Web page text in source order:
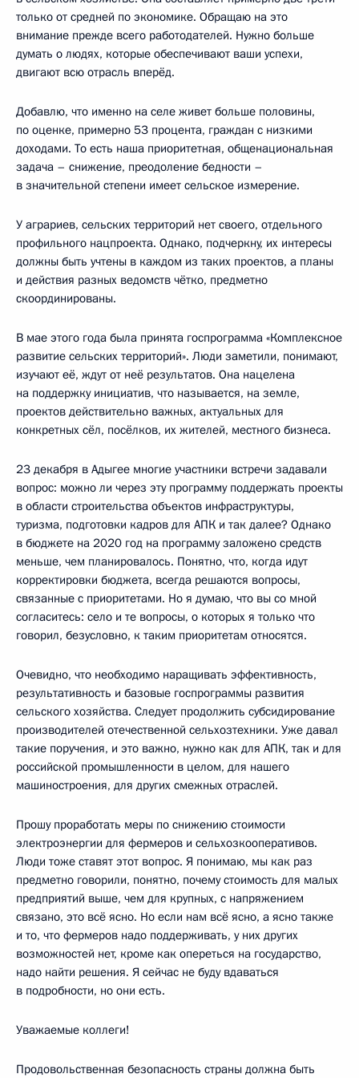
только от средней по экономике. Обращаю на это
внимание прежде всего работодателей. Нужно больше
думать о людях, которые обеспечивают ваши успехи,
двигают всю отрасль вперёд.
Добавлю, что именно на селе живет больше половины,
по оценке, примерно 53 процента, граждан с низкими
доходами. То есть наша приоритетная, общенациональная
задача – снижение, преодоление бедности –
в значительной степени имеет сельское измерение.
У аграриев, сельских территорий нет своего, отдельного
профильного нацпроекта. Однако, подчеркну, их интересы
должны быть учтены в каждом из таких проектов, а планы
и действия разных ведомств чётко, предметно
скоординированы.
В мае этого года была принята госпрограмма «Комплексное
развитие сельских территорий». Люди заметили, понимают,
изучают её, ждут от неё результатов. Она нацелена
на поддержку инициатив, что называется, на земле,
проектов действительно важных, актуальных для
конкретных сёл, посёлков, их жителей, местного бизнеса.
23 декабря в Адыгее многие участники встречи задавали
вопрос: можно ли через эту программу поддержать проекты
в области строительства объектов инфраструктуры,
туризма, подготовки кадров для АПК и так далее? Однако
в бюджете на 2020 год на программу заложено средств
меньше, чем планировалось. Понятно, что, когда идут
корректировки бюджета, всегда решаются вопросы,
связанные с приоритетами. Но я думаю, что вы со мной
согласитесь: село и те вопросы, о которых я только что
говорил, безусловно, к таким приоритетам относятся.
Очевидно, что необходимо наращивать эффективность,
результативность и базовые госпрограммы развития
сельского хозяйства. Следует продолжить субсидирование
производителей отечественной сельхозтехники. Уже давал
такие поручения, и это важно, нужно как для АПК, так и для
российской промышленности в целом, для нашего
машиностроения, для других смежных отраслей.
Прошу проработать меры по снижению стоимости
электроэнергии для фермеров и сельхозкооперативов.
Люди тоже ставят этот вопрос. Я понимаю, мы как раз
предметно говорили, понятно, почему стоимость для малых
предприятий выше, чем для крупных, с напряжением
связано, это всё ясно. Но если нам всё ясно, а ясно также
и то, что фермеров надо поддерживать, у них других
возможностей нет, кроме как опереться на государство,
надо найти решения. Я сейчас не буду вдаваться
в подробности, но они есть.
Уважаемые коллеги!
Продовольственная безопасность страны должна быть